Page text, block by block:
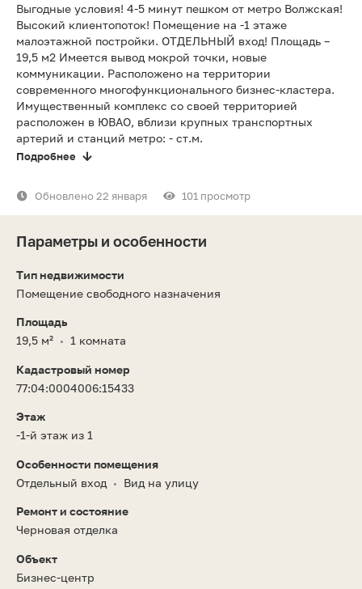
Выгодные условия! 4-5 минут пешком от метро Волжская!
Высокий клиентопоток! Помещение на -1 этаже
малоэтажной постройки. ОТДЕЛЬНЫЙ вход! Площадь –
19,5 м2 Имеется вывод мокрой точки, новые
коммуникации. Расположено на территории
современного многофункционального бизнес-кластера.
Имущественный комплекс со своей территорией
расположен в ЮВАО, вблизи крупных транспортных
артерий и станций метро: - ст.м.
Подробнее
Обновлено 22 января 101 просмотр
Параметры и особенности
Тип недвижимости
Помещение свободного назначения
Площадь
19,5 м² • 1 комната
Кадастровый номер
77:04:0004006:15433
Этаж
-1-й этаж из 1
Особенности помещения
Отдельный вход • Вид на улицу
Ремонт и состояние
Черновая отделка
Объект
Бизнес-центр